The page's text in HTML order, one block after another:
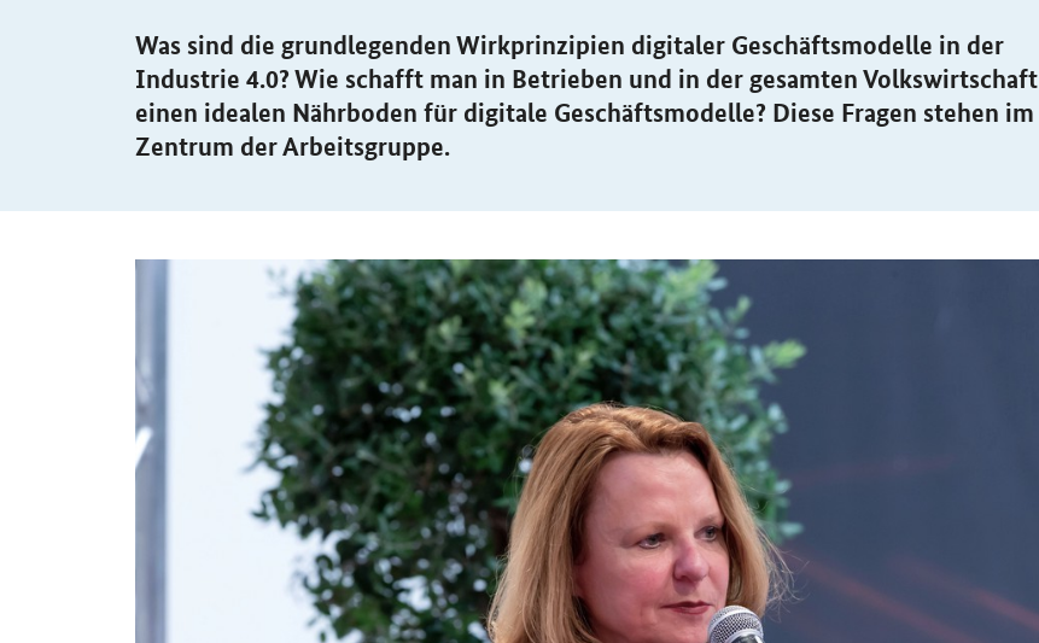
Was sind die grundlegenden Wirkprinzipien digitaler Geschäftsmodelle in der
Industrie 4.0? Wie schafft man in Betrieben und in der gesamten Volkswirtschaft
einen idealen Nährboden für digitale Geschäftsmodelle? Diese Fragen stehen im
Zentrum der Arbeitsgruppe.